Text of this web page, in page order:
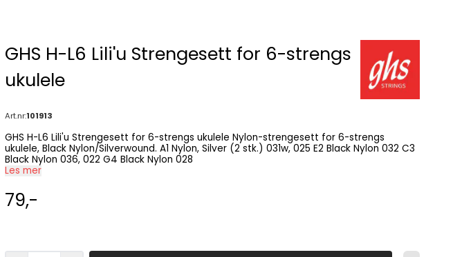
GHS H-L6 Lili'u Strengesett for 6-strengs
ukulele
Art.nr:101913
GHS H-L6 Lili'u Strengesett for 6-strengs ukulele Nylon-strengesett for 6-strengs
ukulele, Black Nylon/Silverwound. A1 Nylon, Silver (2 stk.) 031w, 025 E2 Black Nylon 032 C3
Black Nylon 036, 022 G4 Black Nylon 028
Les mer
79,-